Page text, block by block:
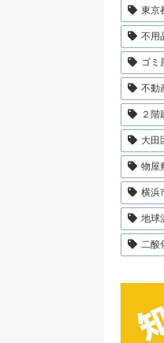
東京
不用
ゴミ
不動
２階
大田
物屋
横浜
地球
二酸